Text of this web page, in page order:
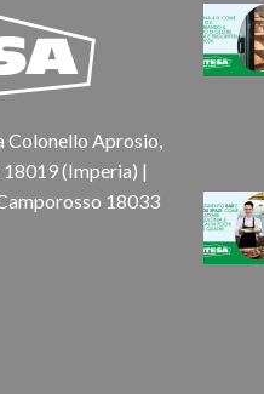
Colonello Aprosio,
(Imperia) |
18033